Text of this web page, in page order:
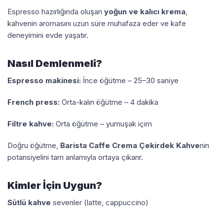
Espresso hazırlığında oluşan yoğun ve kalıcı krema
kahvenin aromasını uzun süre muhafaza eder ve kafe
deneyimini evde yaşatır.
Nasıl Demlenmeli?
Espresso makinesi: İnce öğütme – 25–30 saniye
French press: Orta-kalın öğütme – 4 dakika
Filtre kahve: Orta öğütme – yumuşak içim
Doğru öğütme, Barista Caffe Crema Çekirdek Kahvenin
potansiyelini tam anlamıyla ortaya çıkarır.
Kimler İçin Uygun?
Sütlü kahve sevenler (latte, cappuccino)